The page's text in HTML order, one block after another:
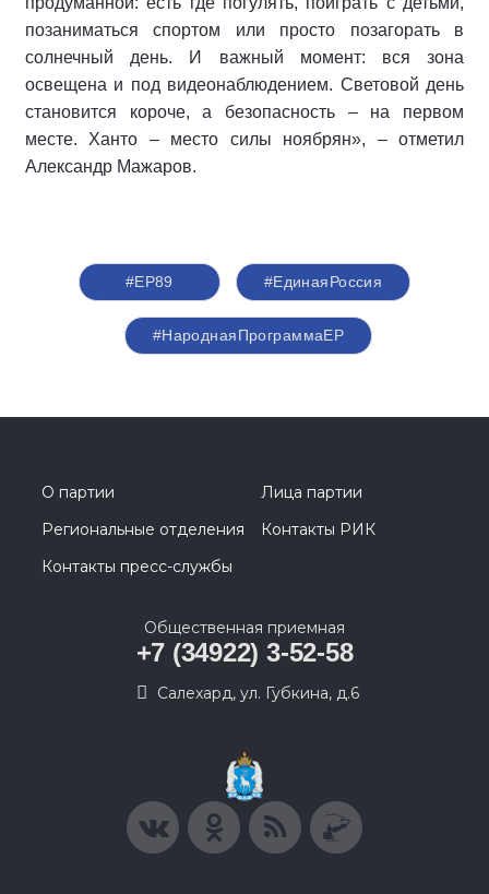
позаниматься спортом или просто позагорать в
солнечный день. И важный момент: вся зона
освещена и под видеонаблюдением. Световой день
становится короче, а безопасность – на первом
месте. Ханто – место силы ноябрян», – отметил
Александр Мажаров.
#ЕР89 #‎ЕдинаяРоссия
#НароднаяПрограммаЕР
О партии
Лица партии
Региональные отделения
Контакты РИК
Контакты пресс-службы
Общественная приемная
+7 (34922) 3-52-58
Салехард, ул. Губкина, д.6